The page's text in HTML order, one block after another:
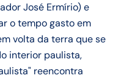
José Ermírio) e
o tempo gasto em
volta da terra que se
interior paulista,
reencontra